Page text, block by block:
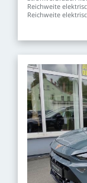
Reichweite
Reichweite